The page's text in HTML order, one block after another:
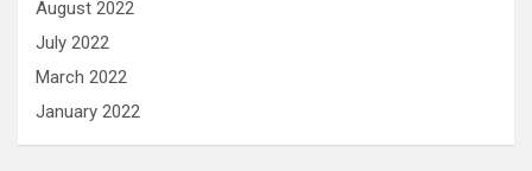
August 2022
July 2022
March 2022
January 2022